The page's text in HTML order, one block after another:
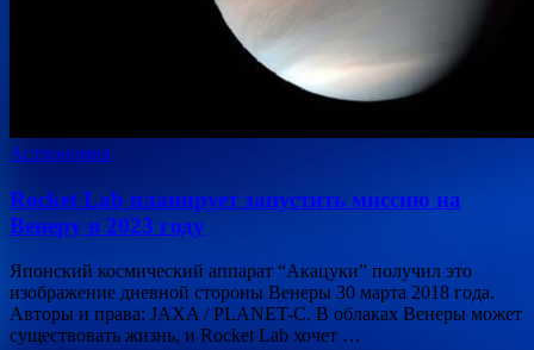
Астрономия
Rocket Lab планирует запустить миссию на
Венеру в 2023 году
Японский космический аппарат “Акацуки” получил это
изображение дневной стороны Венеры 30 марта 2018 года.
Авторы и права: JAXA / PLANET-C. В облаках Венеры может
существовать жизнь, и Rocket Lab хочет …